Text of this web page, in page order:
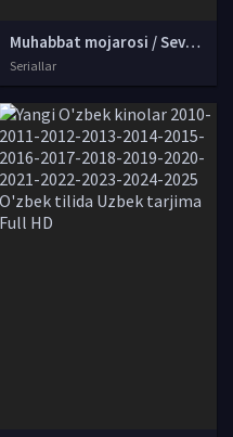
Muhabbat mojarosi / Sevgi mojarosi Koreys seriali Barcha qismlari Uzbek tilida O'zbekcha 2016 tarjima serial HD skachat
Seriallar